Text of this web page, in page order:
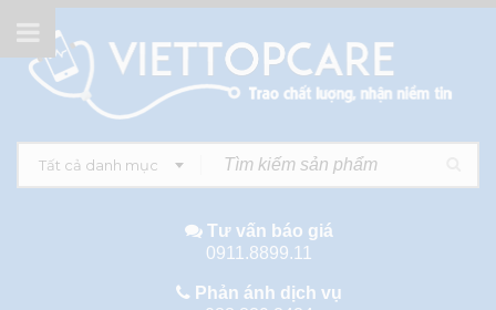
Tất cả danh mục
Tư vấn báo giá
0911.8899.11
Phản ánh dịch vụ